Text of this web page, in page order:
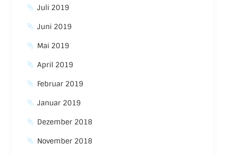
Juli 2019
Juni 2019
Mai 2019
April 2019
Februar 2019
Januar 2019
Dezember 2018
November 2018